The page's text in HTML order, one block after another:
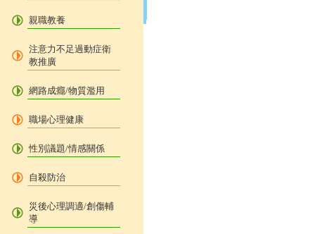
親職教養
注意力不足過動症衛
教推廣
網路成癮/物質濫用
職場心理健康
性別議題/情感關係
自殺防治
災後心理調適/創傷輔
導